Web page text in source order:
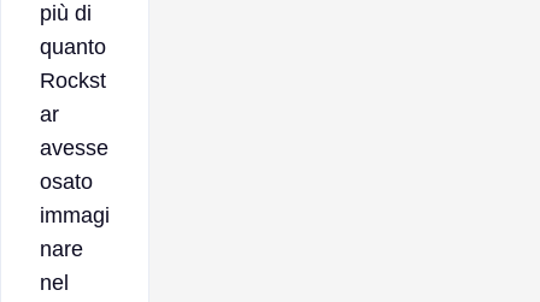
più di
quanto
Rockst
ar
avesse
osato
immagi
nare
nel